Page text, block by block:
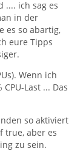
.... ich sag es
in der
es so abartig,
eure Tipps
Wenn ich
Last ... Das
so aktiviert
true, aber es
zu sein.